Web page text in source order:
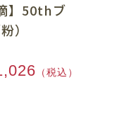
】50thブ
）
（税込）